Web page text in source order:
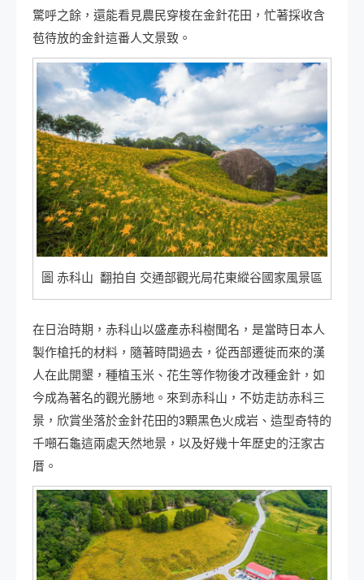
驚呼之餘，還能看見農民穿梭在金針花田，忙著採收含
苞待放的金針這番人文景致。
圖 赤科山 翻拍自 交通部觀光局花東縱谷國家風景區
在日治時期，赤科山以盛產赤科樹聞名，是當時日本人
製作槍托的材料，隨著時間過去，從西部遷徙而來的漢
人在此開墾，種植玉米、花生等作物後才改種金針，如
今成為著名的觀光勝地。來到赤科山，不妨走訪赤科三
景，欣賞坐落於金針花田的3顆黑色火成岩、造型奇特的
千噸石龜這兩處天然地景，以及好幾十年歷史的汪家古
厝。